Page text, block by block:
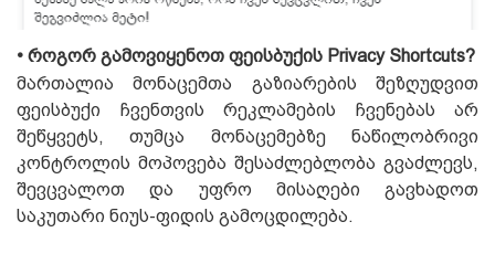
• როგორ გამოვიყენოთ ფეისბუქის Privacy Shortcuts?
მართალია მონაცემთა გაზიარების შეზღუდვით
ფეისბუქი ჩვენთვის რეკლამების ჩვენებას არ
შეწყვეტს, თუმცა მონაცემებზე ნაწილობრივი
კონტროლის მოპოვება შესაძლებლობა გვაძლევს,
შევცვალოთ და უფრო მისაღები გავხადოთ
საკუთარი ნიუს-ფიდის გამოცდილება.